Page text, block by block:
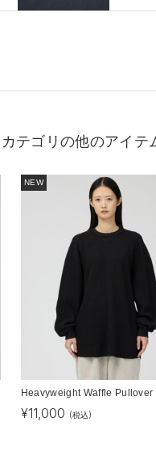
テゴリの他のアイテ
NEW
Heavyweight Waffle Pullover
¥11,000 (税込)